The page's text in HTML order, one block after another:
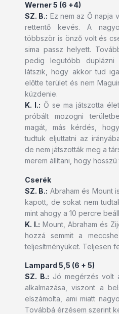
Werner 5 (6 +4)
SZ. B.: Ez nem az Ő napja
rettentő kevés. A
többször is önző volt és
sima passz helyett.
pedig legutóbb
látszik, hogy akkor tud
előtte terület és nem
küzdenie.
K. I.: Ő se ma játszotta
próbált mozogni
magát, más kérdés,
tudtuk eljuttatni az
de nem játszották meg a
merem állítani, hogy
Cserék
SZ. B.: Abraham és Mount
kapott, de sokat nem
mint ahogy a 10 percre
K. I.: Mount, Abraham és
hozzá semmit a
teljesítményüket. Teljesen
Lampard 5,5 (6 + 5)
SZ. B.: Jó megérzés volt
alkalmazása, viszont a
elszámolta, ami miatt
Továbbá érzésem szerint